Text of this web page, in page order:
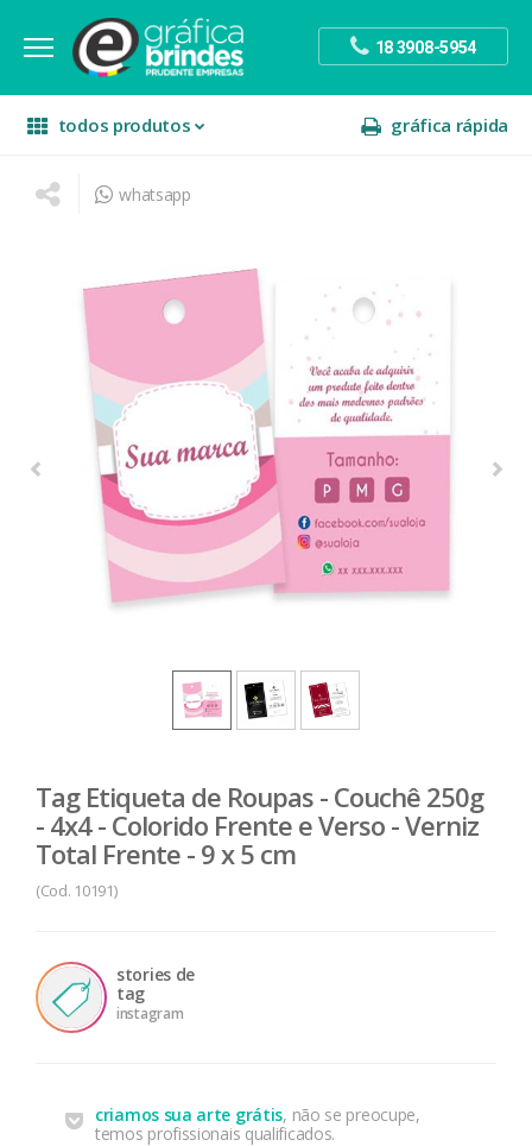
18 3908-5954
todos produtos gráfica rápida
escritório
decoração
whatsapp
Tag Etiqueta de Roupas - Couchê 250g
- 4x4 - Colorido Frente e Verso - Verniz
Total Frente - 9 x 5 cm
(Cod. 10191)
stories de
tag
instagram
criamos sua arte grátis, não se preocupe,
temos profissionais qualificados.